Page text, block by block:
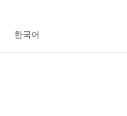
한국어